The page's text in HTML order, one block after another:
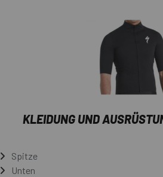
KLEIDUNG UND
Spitze
Unten